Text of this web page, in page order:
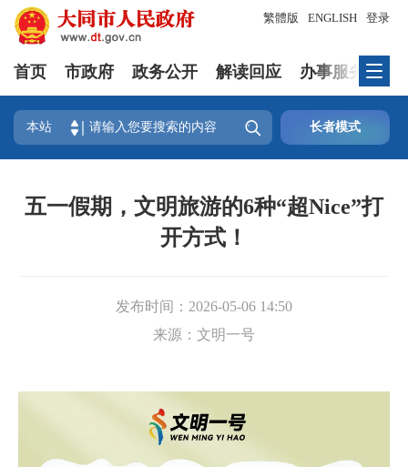
登录
繁體版 ENGLISH
首页 市政府 政务公开 解读回应 办事服务
本站  长者模式
五一假期，文明旅游的6种“超Nice”打
开方式！
发布时间： 2026-05-06 14:50
来源： 文明一号